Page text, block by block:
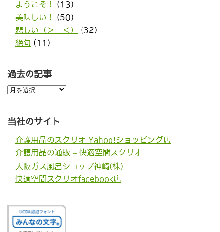
ようこそ！
(13)
美味しい！
(50)
悲しい（＞＿＜）
(32)
絶句 (11)
過去の記事
過
去
事
当社のサイト
介護用品のスクリオ Yahoo!ショッピング店
介護用品の通販 – 快適空間スクリオ
大阪ガス風呂ショップ神崎(株)
快適空間スクリオfacebook店